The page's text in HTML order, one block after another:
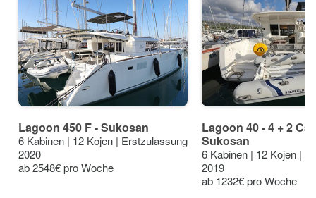
Lagoon 450 F - Sukosan
6 Kabinen | 12 Kojen | Erstzulassung
2020
ab 2548€ pro Woche
Lagoon 40 - 4 + 2
Sukosan
6 Kabinen | 12 Kojen |
2019
ab 1232€ pro Woche